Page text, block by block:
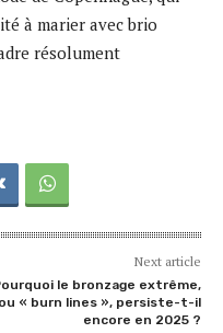
à marier avec brio
résolument
Next article
le bronzage extrême,
ou « burn lines », persiste-t-il
encore en 2025 ?